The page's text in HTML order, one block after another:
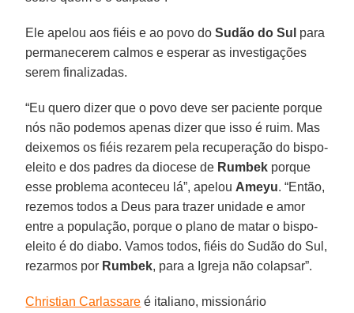
Ele apelou aos fiéis e ao povo doSudão do Sul para
permanecerem calmos e esperar as investigações
serem finalizadas.
“Eu quero dizer que o povo deve ser paciente porque
nós não podemos apenas dizer que isso é ruim. Mas
deixemos os fiéis rezarem pela recuperação do bispo-
eleito e dos padres da diocese de Rumbek porque
esse problema aconteceu lá”, apelou Ameyu. “Então,
rezemos todos a Deus para trazer unidade e amor
entre a população, porque o plano de matar o bispo-
eleito é do diabo. Vamos todos, fiéis do Sudão do Sul,
rezarmos por Rumbek, para a Igreja não colapsar”.
Christian Carlassare é italiano, missionário